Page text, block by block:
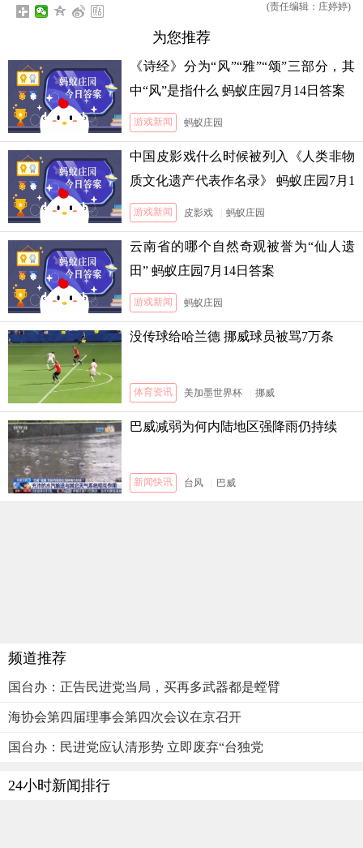
(责任编辑：庄婷婷)
为您推荐
《诗经》分为“风”“雅”“颂”三部分，其
中“风”是指什么 蚂蚁庄园7月14日答案
游戏新闻 蚂蚁庄园
中国皮影戏什么时候被列入《人类非物
质文化遗产代表作名录》 蚂蚁庄园7月1
3日答案
游戏新闻 皮影戏 蚂蚁庄园
云南省的哪个自然奇观被誉为“仙人遗
田” 蚂蚁庄园7月14日答案
游戏新闻 蚂蚁庄园
没传球给哈兰德 挪威球员被骂7万条
体育资讯 美加墨世界杯 挪威
巴威减弱为何内陆地区强降雨仍持续
新闻快讯 台风 巴威
频道推荐
国台办：正告民进党当局，买再多武器都是螳臂
海协会第四届理事会第四次会议在京召开
国台办：民进党应认清形势 立即废弃“台独党
24小时新闻排行